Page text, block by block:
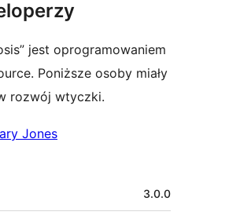
jest oprogramowaniem
Poniższe osoby miały
rozwój wtyczki.
Jones
3.0.0